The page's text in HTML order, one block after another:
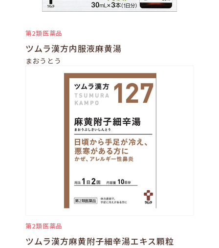
第2類医薬品
ツムラ漢方内服液麻黄湯
まおうとう
第2類医薬品
ツムラ漢方麻黄附子細辛湯エキス顆粒